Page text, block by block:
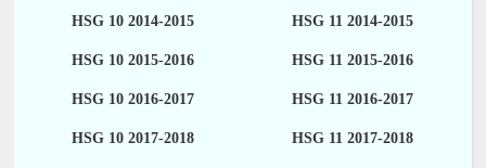
HSG 10 2014-2015 HSG 11 2014-2015
HSG 10 2015-2016 HSG 11 2015-2016
HSG 10 2016-2017 HSG 11 2016-2017
HSG 10 2017-2018 HSG 11 2017-2018